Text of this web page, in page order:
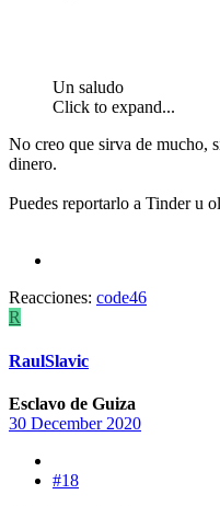
Un saludo
Click to expand...
No creo que sirva de mucho,
dinero.
Puedes reportarlo a Tinder u
Reacciones: code46
R
RaulSlavic
Esclavo de Guiza
30 December 2020
#18